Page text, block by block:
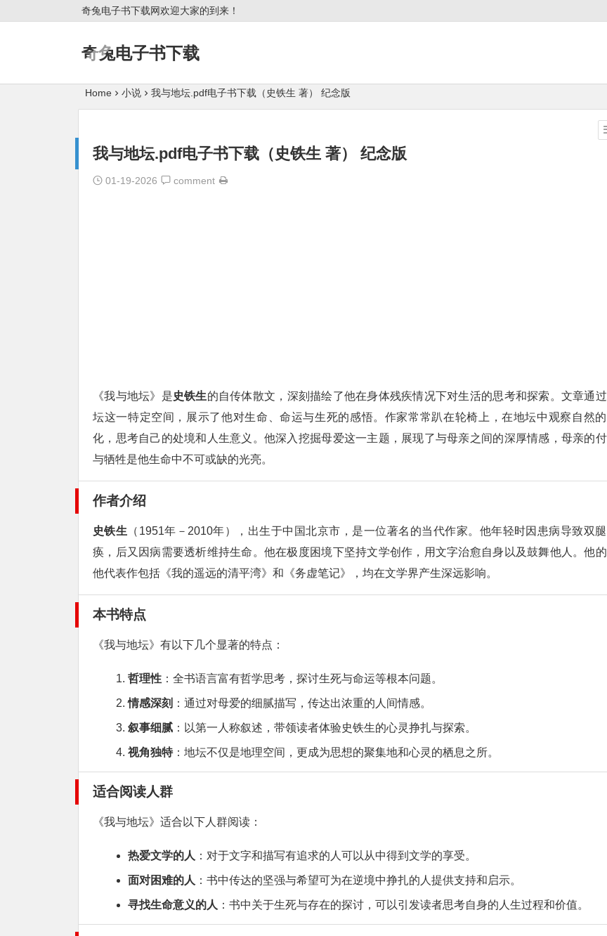
奇兔电子书下载网欢迎大家的到来！
奇兔电子书下载
Home 小说 我与地坛.pdf电子书下载（史铁生 著） 纪念版
我与地坛.pdf电子书下载（史铁生 著） 纪念版
01-19-2026 comment
《我与地坛》是史铁生的自传体散文，深刻描绘了他在身体残疾情况下对生活的思考和探索。文章通
坛这一特定空间，展示了他对生命、命运与生死的感悟。作家常常趴在轮椅上，在地坛中观察自然
化，思考自己的处境和人生意义。他深入挖掘母爱这一主题，展现了与母亲之间的深厚情感，母亲的
与牺牲是他生命中不可或缺的光亮。
作者介绍
史铁生 （1951年－2010年），出生于中国北京市，是一位著名的当代作家。他年轻时因患病导致双
痪，后又因病需要透析维持生命。他在极度困境下坚持文学创作，用文字治愈自身以及鼓舞他人。他
他代表作包括《我的遥远的清平湾》和《务虚笔记》，均在文学界产生深远影响。
本书特点
《我与地坛》有以下几个显著的特点：
哲理性 ：全书语言富有哲学思考，探讨生死与命运等根本问题。
情感深刻 ：通过对母爱的细腻描写，传达出浓重的人间情感。
叙事细腻 ：以第一人称叙述，带领读者体验史铁生的心灵挣扎与探索。
视角独特：地坛不仅是地理空间，更成为思想的聚集地和心灵的栖息之所。
适合阅读人群
《我与地坛》适合以下人群阅读：
热爱文学的人 ：对于文字和描写有追求的人可以从中得到文学的享受。
面对困难的人 ：书中传达的坚强与希望可为在逆境中挣扎的人提供支持和启示。
寻找生命意义的人 ：书中关于生死与存在的探讨，可以引发读者思考自身的人生过程和价值。